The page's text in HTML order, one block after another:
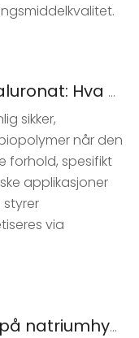
Sikkerheten til natriumhyaluronat: Hva du trenger å vite
sikker,
når den
forhold, spesifikt
applikasjoner
via
Hvordan teste kvaliteten på natriumhyaluronatpulver